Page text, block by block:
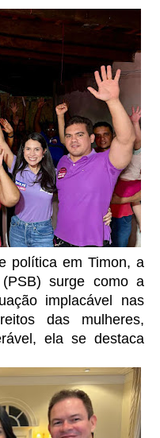
política em Timon, a
surge como a
implacável nas
das mulheres,
ela se destaca